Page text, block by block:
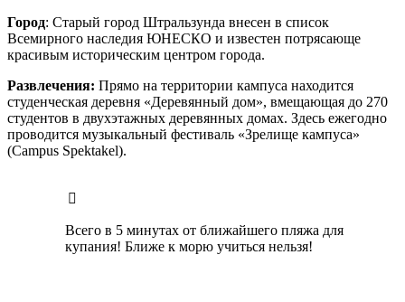
Город: Старый город Штральзунда внесен в список
Всемирного наследия ЮНЕСКО и известен потрясающе
красивым историческим центром города.
Развлечения: Прямо на территории кампуса находится
студенческая деревня «Деревянный дом», вмещающая до 270
студентов в двухэтажных деревянных домах. Здесь ежегодно
проводится музыкальный фестиваль «Зрелище кампуса»
(Campus Spektakel).
Всего в 5 минутах от ближайшего пляжа для
купания! Ближе к морю учиться нельзя!